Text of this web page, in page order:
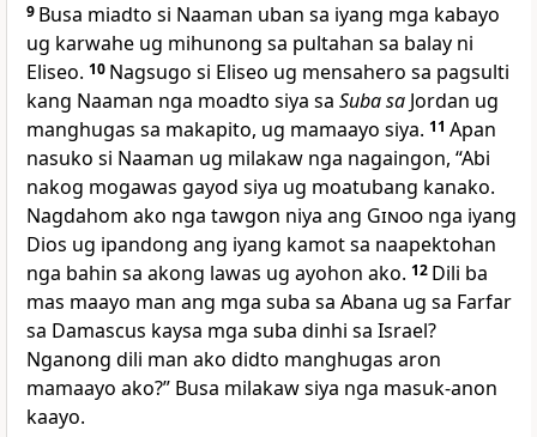
9 Busa miadto si Naaman uban sa iyang mga kabayo
ug karwahe ug mihunong sa pultahan sa balay ni
Eliseo. 10 Nagsugo si Eliseo ug mensahero sa pagsulti
kang Naaman nga moadto siya sa Suba sa Jordan ug
manghugas sa makapito, ug mamaayo siya. 11 Apan
nasuko si Naaman ug milakaw nga nagaingon, “Abi
nakog mogawas gayod siya ug moatubang kanako.
Nagdahom ako nga tawgon niya ang Ginoo nga iyang
Dios ug ipandong ang iyang kamot sa naapektohan
nga bahin sa akong lawas ug ayohon ako. 12 Dili ba
mas maayo man ang mga suba sa Abana ug sa Farfar
sa Damascus kaysa mga suba dinhi sa Israel?
Nganong dili man ako didto manghugas aron
mamaayo ako?” Busa milakaw siya nga masuk-anon
kaayo.